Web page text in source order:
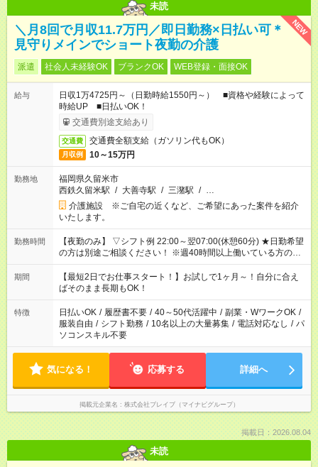
未読
NEW
＼月8回で月収11.7万円／即日勤務×日払い可＊
見守りメインでショート夜勤の介護
派遣 社会人未経験OK ブランクOK WEB登録・面接OK
給与
日収1万4725円～（日勤時給1550円～） ■資格や経験によって
時給UP ■日払いOK！
交通費別途支給あり
交通費 交通費全額支給（ガソリン代もOK）
月収例 10～15万円
勤務地
福岡県久留米市
西鉄久留米駅 / 大善寺駅 / 三潴駅 / …
介護施設 ※ご自宅の近くなど、ご希望にあった案件を紹介
いたします。
勤務時間
【夜勤のみ】 ▽シフト例 22:00～翌07:00(休憩60分) ★日勤希望
の方は別途ご相談ください！ ※週40時間以上働いている方のW
ワークはNG
期間
【最短2日でお仕事スタート！】お試しで1ヶ月～！自分に合え
ばそのまま長期もOK！
特徴 日払いOK / 履歴書不要 / 40～50代活躍中 / 副業・WワークOK /
服装自由 / シフト勤務 / 10名以上の大量募集 / 電話対応なし / パ
ソコンスキル不要
気になる！ 応募する 詳細へ
掲載元企業名 株式会社ブレイブ（マイナビグループ）
掲載日：2026.08.04
未読